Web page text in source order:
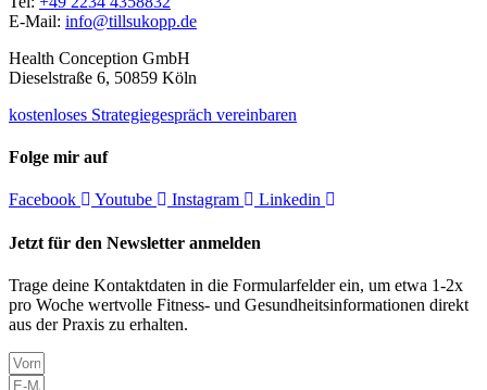
E-Mail: info@tillsukopp.de
Health Conception GmbH
Dieselstraße 6, 50859 Köln
kostenloses Strategiegespräch vereinbaren
Folge mir auf
Facebook Youtube Instagram Linkedin
Jetzt für den Newsletter anmelden
Trage deine Kontaktdaten in die Formularfelder ein, um etwa 1-2x
pro Woche wertvolle Fitness- und Gesundheitsinformationen direkt
aus der Praxis zu erhalten.